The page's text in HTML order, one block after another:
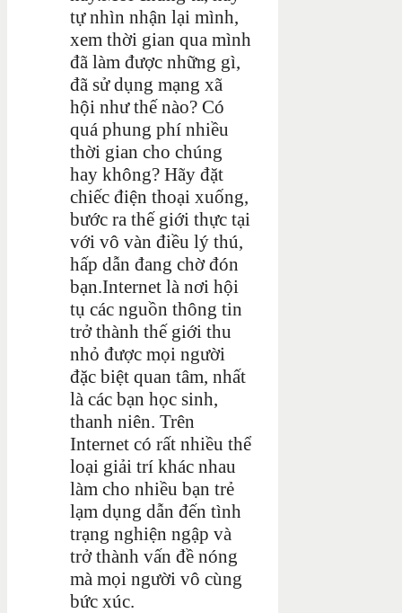
tự nhìn nhận lại mình,
xem thời gian qua mình
đã làm được những gì,
đã sử dụng mạng xã
hội như thế nào? Có
quá phung phí nhiều
thời gian cho chúng
hay không? Hãy đặt
chiếc điện thoại xuống,
bước ra thế giới thực tại
với vô vàn điều lý thú,
hấp dẫn đang chờ đón
bạn.Internet là nơi hội
tụ các nguồn thông tin
trở thành thế giới thu
nhỏ được mọi người
đặc biệt quan tâm, nhất
là các bạn học sinh,
thanh niên. Trên
Internet có rất nhiều thể
loại giải trí khác nhau
làm cho nhiều bạn trẻ
lạm dụng dẫn đến tình
trạng nghiện ngập và
trở thành vấn đề nóng
mà mọi người vô cùng
bức xúc.